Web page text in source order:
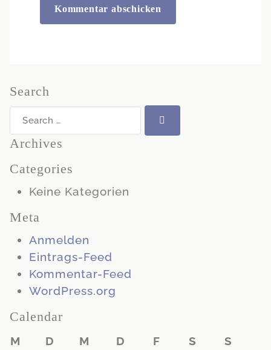
Search
Search
for:
Archives
Categories
Keine Kategorien
Meta
Anmelden
Eintrags-Feed
Kommentar-Feed
WordPress.org
Calendar
M D M D F S
S